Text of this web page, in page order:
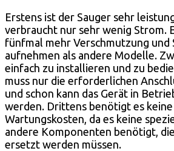
Erstens ist der Sauger sehr
verbraucht nur sehr wenig Strom.
fünfmal mehr Verschmutzung und
aufnehmen als andere Modelle.
einfach zu installieren und zu
muss nur die erforderlichen
und schon kann das Gerät in
werden. Drittens benötigt es
Wartungskosten, da es keine
andere Komponenten benötigt,
ersetzt werden müssen.